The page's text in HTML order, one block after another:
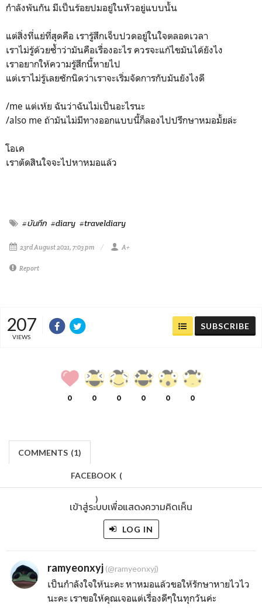
กำลังพันกัน มีเป็นร้อยปมอยู่ในหัวอยู่แบบนั้น
แต่สิ่งที่แย่ที่สุดคือ เรารู้สึกเจ็บปวดอยู่ในใจตลอดเวลา
เราไม่รู้ด้วยซ้ำว่ามันคือเรื่องอะไร ควรจะแก้ไขมันได้ยังไง
เราอยากให้ความรู้สึกนี้หายไป
แต่เราไม่รู้เลยซักนิดว่าเราจะเริ่มจัดการกับมันยังไงดี
/me แต่เห้ย ฉันว่าฉันไม่เป็นอะไรนะ
/also me ถ้ามันไม่มีทางออกแบบนี้ก็ลองไปปรึกษาหมอมั้ยล่ะ
โอเค
เราตัดสินใจจะไปหาหมอแล้ว
#บันทึก #diary #traveldiary
23rd August 2021, 7:03 pm A+
Report
207
VIEWS
SUBSCRIBE
0 0 0 0 0 0
COMMENTS (1)
FACEBOOK (
)
เข้าสู่ระบบเพื่อแสดงความคิดเห็น
LOG IN
ramyeonxyj (@ramyeonxyj)
เป็นกำลังใจให้นะคะ หาหมอแล้วขอให้รักษาหายไวไว
นะคะ เราขอให้คุณเจอแต่เรื่องดีๆในทุกวันค่ะ